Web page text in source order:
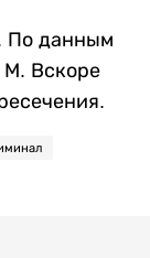
По данным
М. Вскоре